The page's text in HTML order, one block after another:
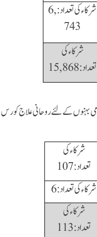
شرکاء کی تعداد:6,
743
شرکاء کی
تعداد:15, 868
روحانی علاج کورس
شرکاء کی
تعداد: 107
شرکاء کی تعداد:6
شرکاء کی
تعداد: 113